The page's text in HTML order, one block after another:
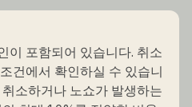
이 포함되어 있습니다. 취소
건에서 확인하실 수 있습니
소하거나 노쇼가 발생하는